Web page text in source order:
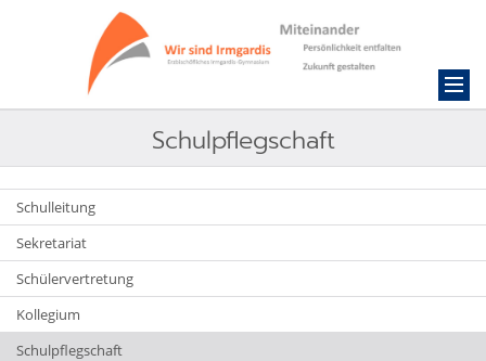
Schulpflegschaft
Schulleitung
Sekretariat
Schülervertretung
Kollegium
Schulpflegschaft